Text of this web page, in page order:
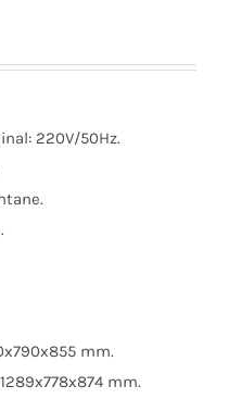
220V/50Hz.
mm.
mm.